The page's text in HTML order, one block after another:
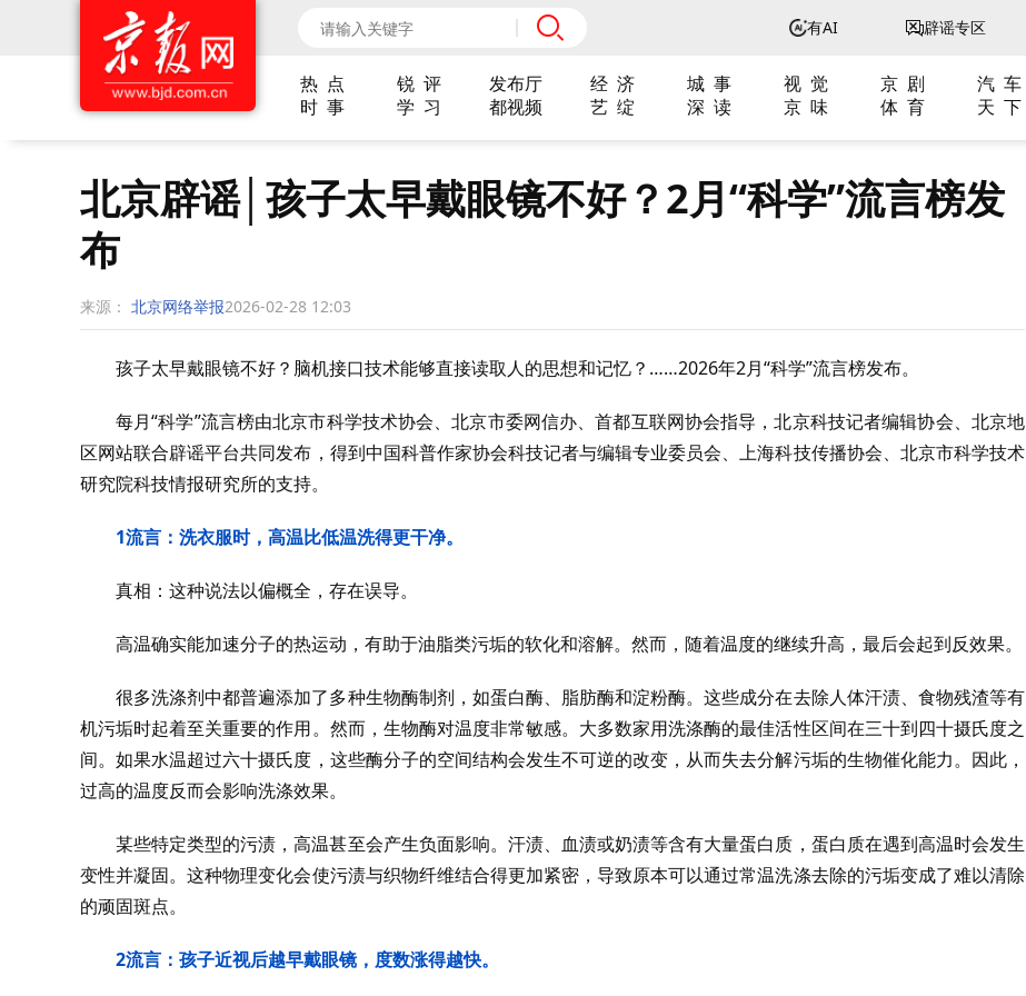
有AI 辟谣专区
热 点 锐 评 发布厅 经 济 城 事 视 觉 京 剧 汽 车
时 事
学 习 都视频 艺 绽 深 读 京 味 体 育 天 下
北京辟谣│孩子太早戴眼镜不好？2月“科学”流言榜发
布
来源： 北京网络举报2026-02-28 12:03
孩子太早戴眼镜不好？脑机接口技术能够直接读取人的思想和记忆？……2026年2月“科学”流言榜发布。
每月“科学”流言榜由北京市科学技术协会、北京市委网信办、首都互联网协会指导，北京科技记者编辑协会、北京地
区网站联合辟谣平台共同发布，得到中国科普作家协会科技记者与编辑专业委员会、上海科技传播协会、北京市科学技术
研究院科技情报研究所的支持。
1流言：洗衣服时，高温比低温洗得更干净。
真相：这种说法以偏概全，存在误导。
高温确实能加速分子的热运动，有助于油脂类污垢的软化和溶解。然而，随着温度的继续升高，最后会起到反效果。
很多洗涤剂中都普遍添加了多种生物酶制剂，如蛋白酶、脂肪酶和淀粉酶。这些成分在去除人体汗渍、食物残渣等有
机污垢时起着至关重要的作用。然而，生物酶对温度非常敏感。大多数家用洗涤酶的最佳活性区间在三十到四十摄氏度之
间。如果水温超过六十摄氏度，这些酶分子的空间结构会发生不可逆的改变，从而失去分解污垢的生物催化能力。因此，
过高的温度反而会影响洗涤效果。
某些特定类型的污渍，高温甚至会产生负面影响。汗渍、血渍或奶渍等含有大量蛋白质，蛋白质在遇到高温时会发生
变性并凝固。这种物理变化会使污渍与织物纤维结合得更加紧密，导致原本可以通过常温洗涤去除的污垢变成了难以清除
的顽固斑点。
2流言：孩子近视后越早戴眼镜，度数涨得越快。